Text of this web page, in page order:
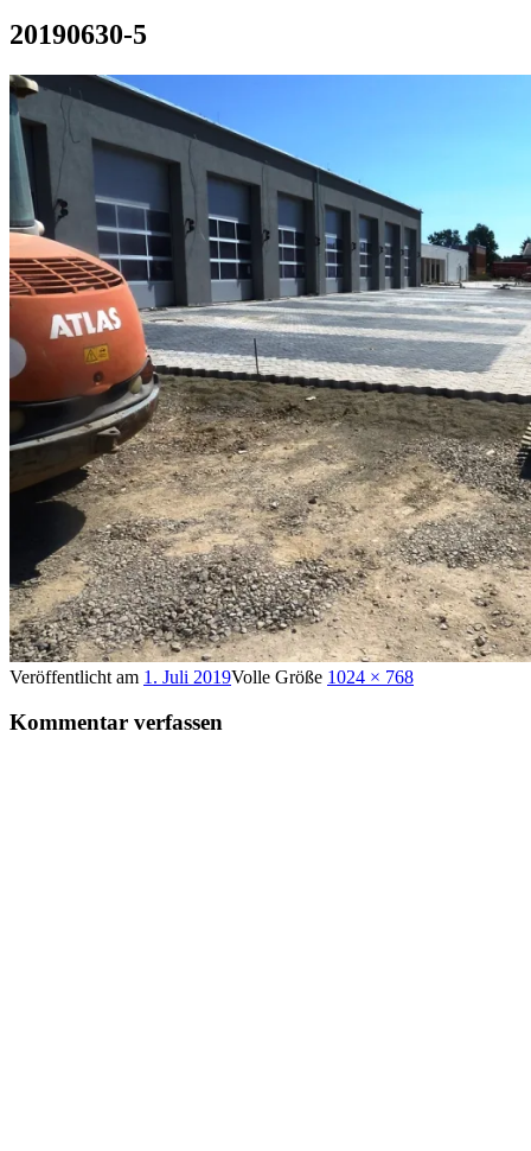
20190630-5
Veröffentlicht am 1. Juli 2019Volle Größe 1024 × 768
Kommentar verfassen